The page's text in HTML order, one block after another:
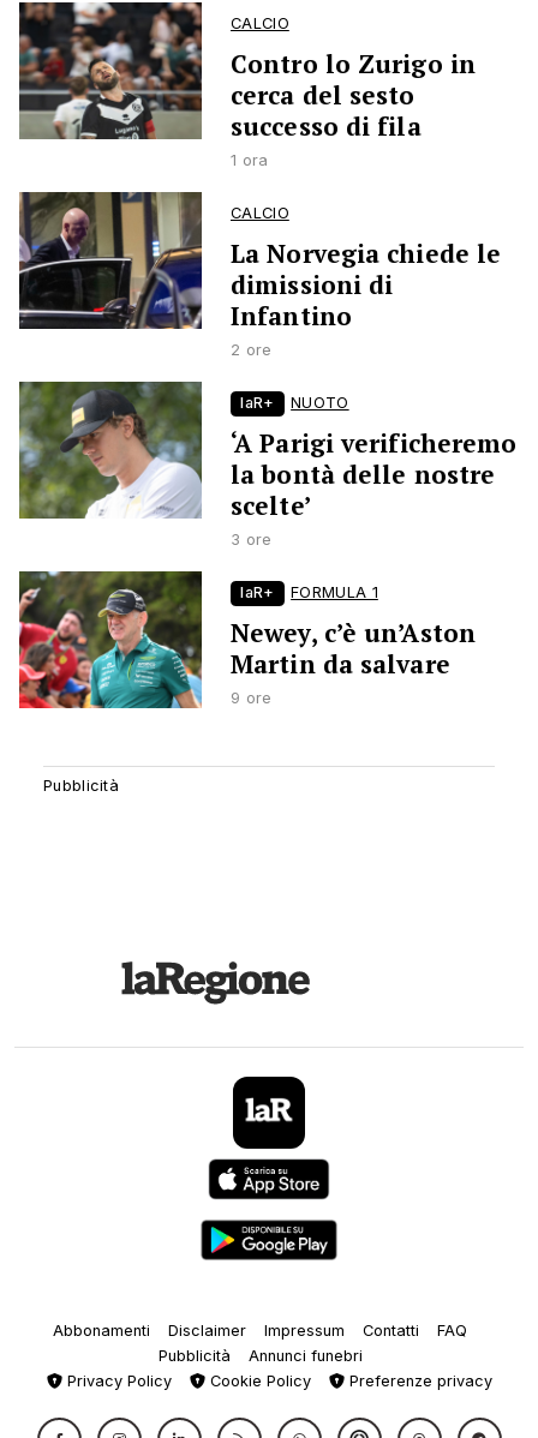
CALCIO
Contro lo Zurigo in
cerca del sesto
successo di fila
1 ora
CALCIO
La Norvegia chiede le
dimissioni di
Infantino
2 ore
laR+ NUOTO
‘A Parigi verificheremo
la bontà delle nostre
scelte’
3 ore
laR+ FORMULA 1
Newey, c’è un’Aston
Martin da salvare
9 ore
Abbonamenti Disclaimer Impressum Contatti
FAQ
Pubblicità
Annunci funebri
Privacy Policy
Cookie Policy Preferenze privacy